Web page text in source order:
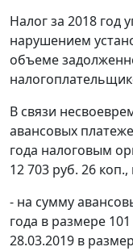
Налог за 2018 год
нарушением
объеме
В связи
авансовых
года налоговым
12 703 руб. 26
- на сумму
года в размере
28.03.2019 в